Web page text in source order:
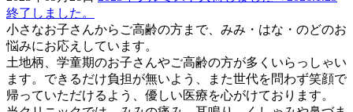
終了しました。
小さなお子さんからご高齢の方まで、みみ・はな・のどのお
悩みにお応えしています。
土地柄、学童期のお子さんやご高齢の方が多くいらっしゃい
ます。できるだけ負担が無いよう、また世代を問わず笑顔で
帰っていただけるよう、優しい医療を心がけております。